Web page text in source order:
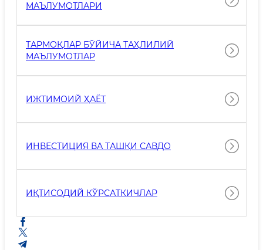
МАЪЛУМОТЛАРИ
ТАРМОҚЛАР БЎЙИЧА ТАҲЛИЛИЙ
МАЪЛУМОТЛАР
ИЖТИМОИЙ ҲАЁТ
ИНВЕСТИЦИЯ ВА ТАШҚИ САВДО
ИҚТИСОДИЙ КЎРСАТКИЧЛАР